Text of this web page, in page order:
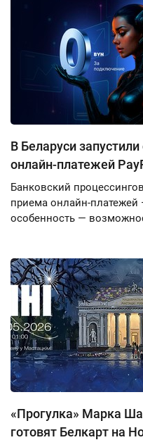
В Беларуси
онлайн-платежей
Банковский
приема онлайн-платежей
особенность —
«Прогулка» Марка
готовят Белкарт на